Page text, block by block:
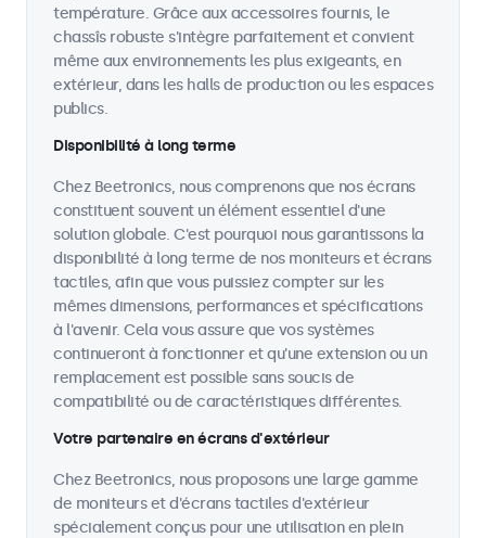
température. Grâce aux accessoires fournis, le
chassîs robuste s'intègre parfaitement et convient
même aux environnements les plus exigeants, en
extérieur, dans les halls de production ou les espaces
publics.
Disponibilité à long terme
Chez Beetronics, nous comprenons que nos écrans
constituent souvent un élément essentiel d'une
solution globale. C'est pourquoi nous garantissons la
disponibilité à long terme de nos moniteurs et écrans
tactiles, afin que vous puissiez compter sur les
mêmes dimensions, performances et spécifications
à l'avenir. Cela vous assure que vos systèmes
continueront à fonctionner et qu'une extension ou un
remplacement est possible sans soucis de
compatibilité ou de caractéristiques différentes.
Votre partenaire en écrans d'extérieur
Chez Beetronics, nous proposons une large gamme
de moniteurs et d'écrans tactiles d'extérieur
spécialement conçus pour une utilisation en plein